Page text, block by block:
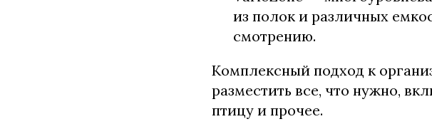
из полок и различных
смотрению.
Комплексный подход к
разместить все, что нужно,
птицу и прочее.